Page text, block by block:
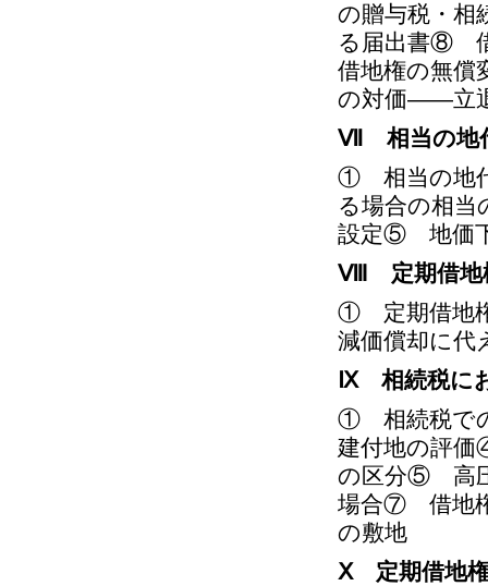
の贈与税・
る届出書⑧
借地権の無
の対価――立
Ⅶ 相当の地
① 相当の地
る場合の相
設定⑤ 地価
Ⅷ 定期借地
① 定期借地
減価償却に
Ⅸ 相続税に
① 相続税で
建付地の評
の区分⑤ 高
場合⑦ 借地
の敷地
Ⅹ 定期借地